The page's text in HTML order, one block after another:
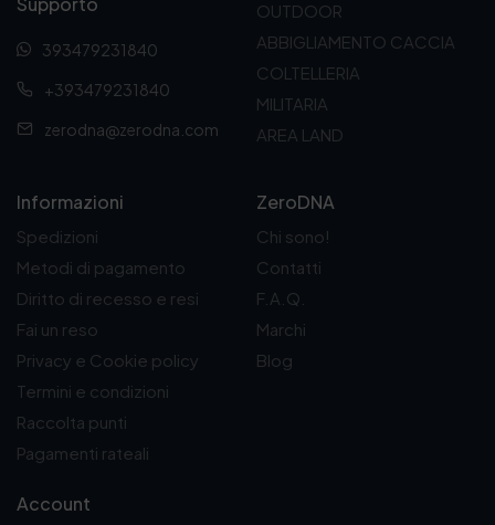
,
393479231840
+393479231840
zerodna@zerodna.com
OUTDOOR
ABBIGLIAMENTO CACCIA
COLTELLERIA
MILITARIA
AREA LAND
Informazioni
Spedizioni
Metodi di pagamento
Diritto di recesso e resi
Fai un reso
Privacy e Cookie policy
Termini e condizioni
Raccolta punti
Pagamenti rateali
Account
ZeroDNA
Chi sono!
Contatti
F.A.Q.
Marchi
Blog